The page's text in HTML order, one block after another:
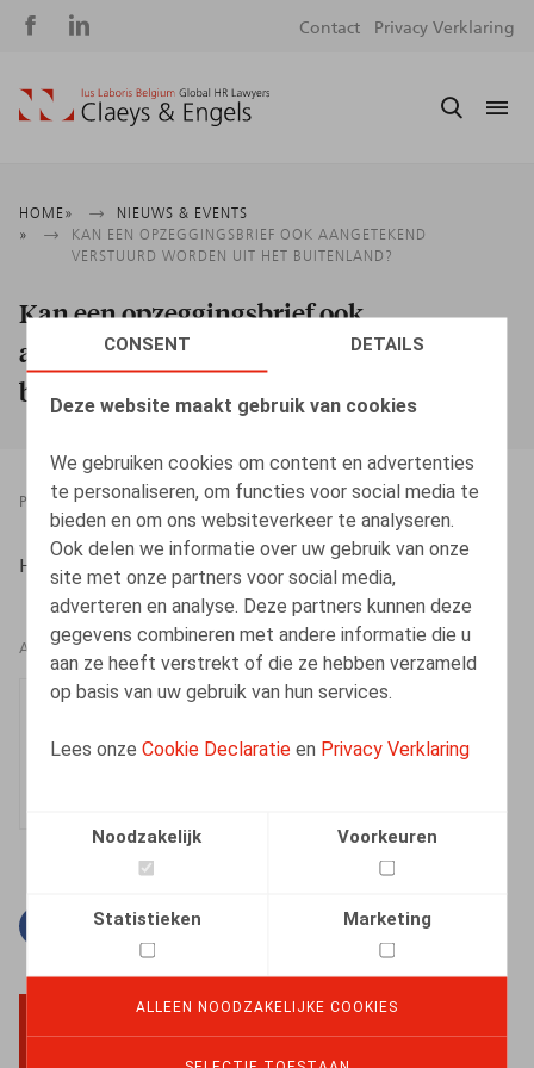
CONSENT DETAILS
Deze website maakt gebruik van cookies
We gebruiken cookies om content en advertenties
te personaliseren, om functies voor social media te
bieden en om ons websiteverkeer te analyseren.
Ook delen we informatie over uw gebruik van onze
site met onze partners voor social media,
adverteren en analyse. Deze partners kunnen deze
gegevens combineren met andere informatie die u
aan ze heeft verstrekt of die ze hebben verzameld
op basis van uw gebruik van hun services.
Lees onzeCookie Declaratie en Privacy Verklaring
Noodzakelijk Voorkeuren
Statistieken Marketing
ALLEEN NOODZAKELIJKE COOKIES
Social
Contact Privacy Verklaring
Kruimelpad
HOME
NIEUWS & EVENTS
KAN EEN OPZEGGINGSBRIEF OOK AANGETEKEND
VERSTUURD WORDEN UIT HET BUITENLAND?
Kan een opzeggingsbrief ook
aangetekend verstuurd worden uit het
buitenland?
PRESSROOM 17.10.2025
HR.square (online), 17/10/2025
AUTEURS
Nina Van Linden
Facebook
TwitterLinkedin